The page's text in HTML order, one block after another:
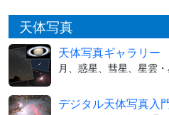
天体写真
天体写真ギャラリー
月、惑星、彗星、星雲
デジタル天体写真入